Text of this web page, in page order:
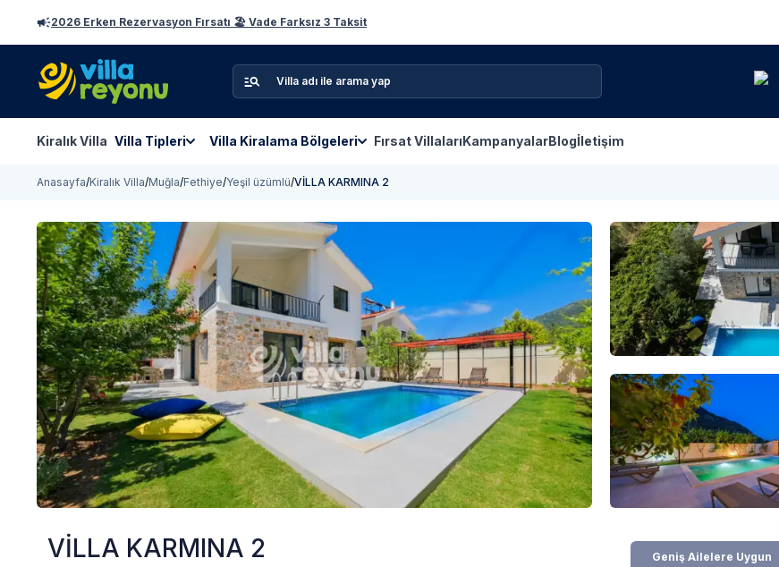
2026 Erken Rezervasyon Fırsatı 🏖️ Vade Farksız 3 Taksit
Kiralık Villa Villa Tipleri Villa Kiralama Bölgeleri Fırsat VillalarıKampanyalarBlogİletişim
Anasayfa/Kiralık Villa/Muğla/Fethiye/Yeşil üzümlü/VİLLA KARMINA 2
VİLLA KARMINA 2 Geniş Ailelere Uygun